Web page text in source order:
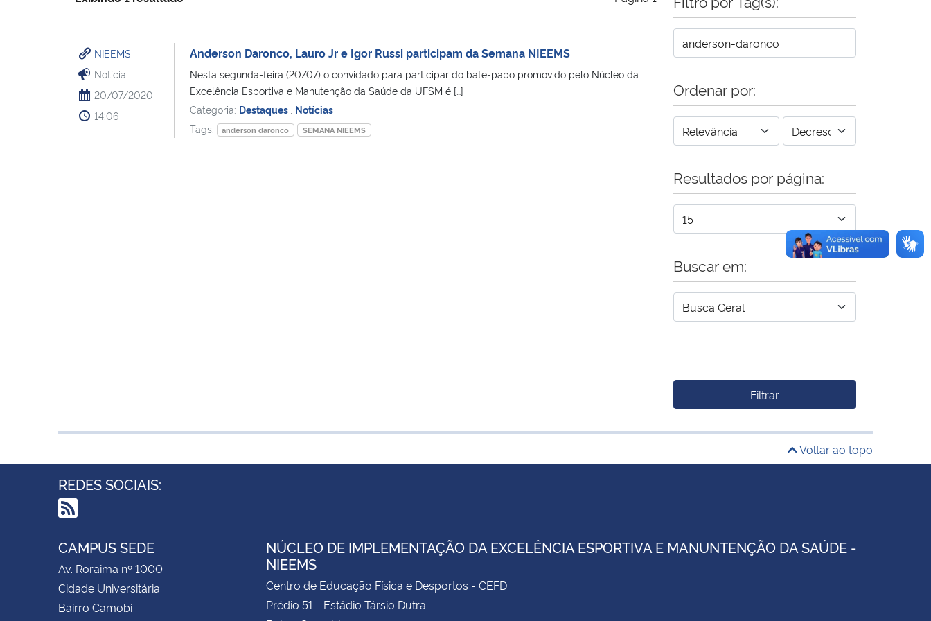
NIEEMS
Notícia
20/07/2020
14:06
Anderson Daronco, Lauro Jr e Igor Russi participam da Semana NIEEMS
Nesta segunda-feira (20/07) o convidado para participar do bate-papo promovido pelo Núcleo da
Excelência Esportiva e Manutenção da Saúde da UFSM é […]
Categoria: Destaques Notícias
Tags:
anderson daronco SEMANA NIEEMS
Ordenar por:
Resultados por página:
Buscar em:
Filtrar
Voltar ao topo
REDES SOCIAIS:
RSS
CAMPUS SEDE
Av. Roraima nº 1000
Cidade Universitária
Bairro Camobi
NÚCLEO DE IMPLEMENTAÇÃO DA EXCELÊNCIA ESPORTIVA E MANUNTENÇÃO DA SAÚDE -
NIEEMS
Centro de Educação Física e Desportos - CEFD
Prédio 51 - Estádio Társio Dutra